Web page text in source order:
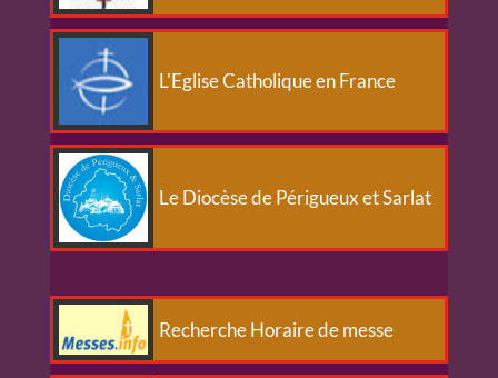
L'Eglise Catholique en France
Le Diocèse de Périgueux et Sarlat
Recherche Horaire de messe